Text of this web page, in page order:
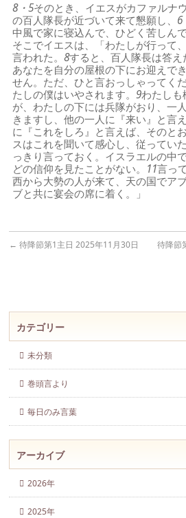
8・5そのとき、イエスがカファルナ
の百人隊長が近づいて来て懇願し、 6
中風で家に寝込んで、ひどく苦しん
そこでイエスは、「わたしが行って
言われた。8すると、百人隊長は答
あなたを自分の屋根の下にお迎えで
せん。ただ、ひと言おっしゃってく
たしの僕はいやされます。9わたしも
が、わたしの下には兵隊がおり、一
きますし、他の一人に『来い』と言
に『これをしろ』と言えば、そのと
スはこれを聞いて感心し、従ってい
っきり言っておく。イスラエルの中
どの信仰を見たことがない。 11言っ
西から大勢の人が来て、天の国でア
ブと共に宴会の席に着く。」
← 待降節第1主日 2025年11月30日
待降節
カテゴリー
未分類
巻頭言より
毎日のみ言葉
アーカイブ
2026年
2025年